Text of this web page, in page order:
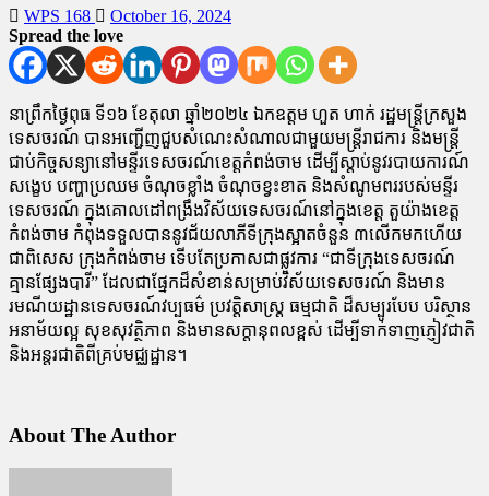
WPS 168
October 16, 2024
Spread the love
នាព្រឹកថ្ងៃពុធ ទី១៦ ខែតុលា ឆ្នាំ២០២៤ ឯកឧត្តម ហួត ហាក់ រដ្ឋមន្ត្រីក្រសួង
ទេសចរណ៍ បានអញ្ជើញជួបសំណេះសំណាលជាមួយមន្រ្តីរាជការ និងមន្ត្រី
ជាប់កិច្ចសន្យានៅមន្ទីរទេសចរណ៍ខេត្តកំពង់ចាម ដើម្បីស្តាប់នូវរបាយការណ៍
សង្ខេប បញ្ហាប្រឈម ចំណុចខ្លាំង ចំណុចខ្វះខាត និងសំណូមពររបស់មន្ទីរ
ទេសចរណ៍ ក្នុងគោលដៅពង្រឹងវិស័យទេសចរណ៍នៅក្នុងខេត្ត តួយ៉ាងខេត្ត
កំពង់ចាម កំពុងទទួលបាននូវជ័យលាភីទីក្រុងស្អាតចំនួន ៣លើកមកហើយ
ជាពិសេស ក្រុងកំពង់ចាម ទើបតែប្រកាសជាផ្លូវការ “ជាទីក្រុងទេសចរណ៍
គ្មានផ្សែងបារី” ដែលជាផ្នែកដ៏សំខាន់សម្រាប់វិស័យទេសចរណ៍ និងមាន
រមណីយដ្ឋានទេសចរណ៍វប្បធម៌ ប្រវត្តិសាស្ត្រ ធម្មជាតិ ដ៏សម្បូរបែប បរិស្ថាន
អនាម័យល្អ សុខសុវត្ថិភាព និងមានសក្តានុពលខ្ពស់ ដើម្បីទាក់ទាញភ្ញៀវជាតិ
និងអន្តរជាតិពីគ្រប់មជ្ឈដ្ឋាន។
About The Author